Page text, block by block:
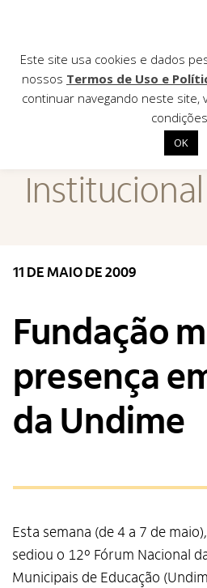
Institucional
Contato
Institucional
11 DE MAIO DE 2009
Fundação
presença
da Undime
Esta semana (de 4 a 7 de
sediou o 12º Fórum Nacional
Municipais de Educação
Este site usa cookies e dados
nossos Termos de Uso e
continuar navegando neste site,
condições.
OK